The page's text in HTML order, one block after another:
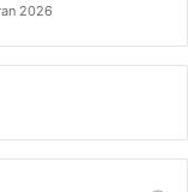
2026